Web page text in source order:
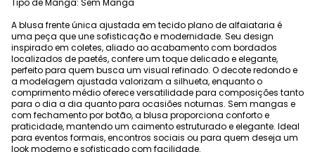
Tipo de Manga: Sem Manga
A blusa frente única ajustada em tecido plano de alfaiataria é
uma peça que une sofisticação e modernidade. Seu design
inspirado em coletes, aliado ao acabamento com bordados
localizados de paetês, confere um toque delicado e elegante,
perfeito para quem busca um visual refinado. O decote redondo e
a modelagem ajustada valorizam a silhueta, enquanto o
comprimento médio oferece versatilidade para composições tanto
para o dia a dia quanto para ocasiões noturnas. Sem mangas e
com fechamento por botão, a blusa proporciona conforto e
praticidade, mantendo um caimento estruturado e elegante. Ideal
para eventos formais, encontros sociais ou para quem deseja um
look moderno e sofisticado com facilidade.